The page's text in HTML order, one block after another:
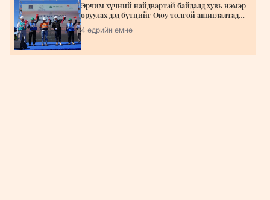
Эрчим хүчний найдвартай байдалд хувь нэмэр
оруулах дэд бүтцийг Оюу толгой ашиглалтад
4 өдрийн өмнө